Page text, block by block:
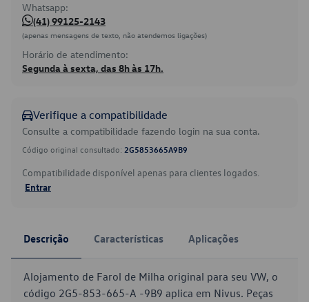
Whatsapp:
(41) 99125-2143
(apenas mensagens de texto, não atendemos ligações)
Horário de atendimento:
Segunda à sexta, das 8h às 17h.
Verifique a compatibilidade
Consulte a compatibilidade fazendo login na sua conta.
Código original consultado: 2G5853665A9B9
Compatibilidade disponível apenas para clientes logados.
Entrar
Descrição Características Aplicações
Alojamento de Farol de Milha original para seu VW, o
código 2G5-853-665-A -9B9 aplica em Nivus. Peças